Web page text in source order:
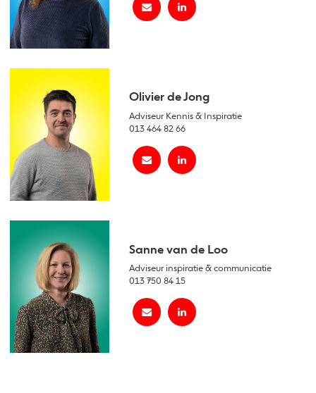
Olivier de Jong
Adviseur Kennis & Inspiratie
013 464 82 66
Sanne van de Loo
Adviseur inspiratie & communicatie
013 750 84 15